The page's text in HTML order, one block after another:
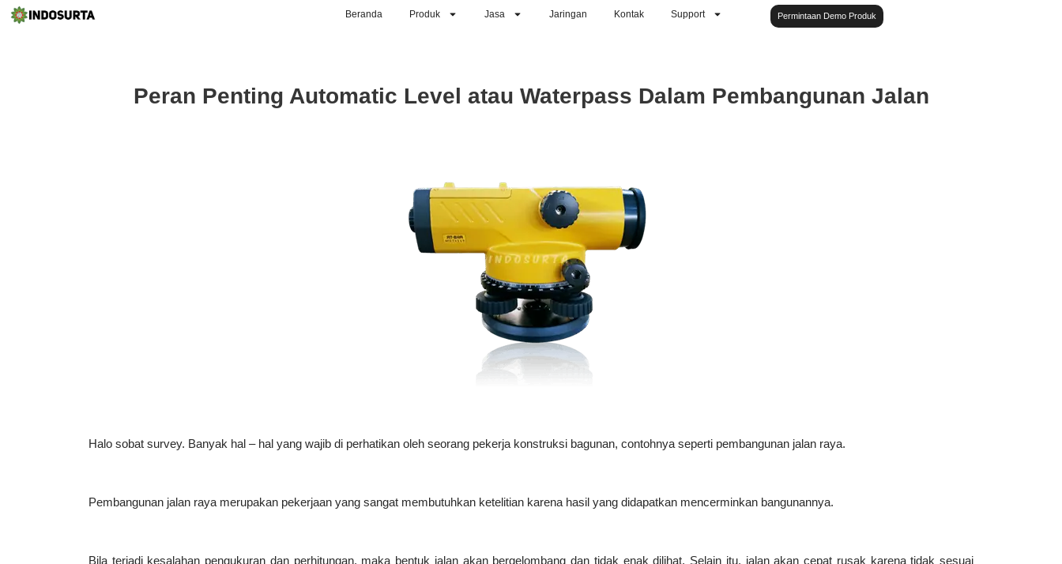
Beranda Produk Jasa Jaringan Kontak Support Permintaan Demo Produk
Peran Penting Automatic Level atau Waterpass Dalam Pembangunan Jalan
Halo sobat survey. Banyak hal – hal yang wajib di perhatikan oleh seorang pekerja konstruksi bagunan, contohnya seperti pembangunan jalan raya.
Pembangunan jalan raya merupakan pekerjaan yang sangat membutuhkan ketelitian karena hasil yang didapatkan mencerminkan bangunannya.
Bila terjadi kesalahan pengukuran dan perhitungan, maka bentuk jalan akan bergelombang dan tidak enak dilihat. Selain itu, jalan akan cepat rusak karena tidak sesuai